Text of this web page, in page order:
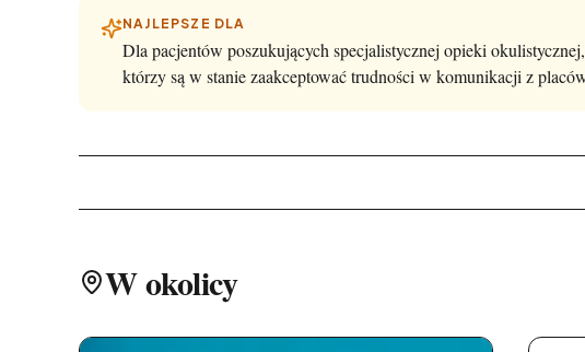
NAJLEPSZE DLA
Dla pacjentów poszukujących specjalistycznej opieki
którzy są w stanie zaakceptować trudności w komunikacji z
W okolicy